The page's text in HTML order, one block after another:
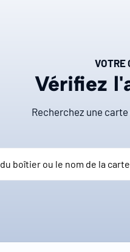
VOTRE
Vérifiez
Recherchez une